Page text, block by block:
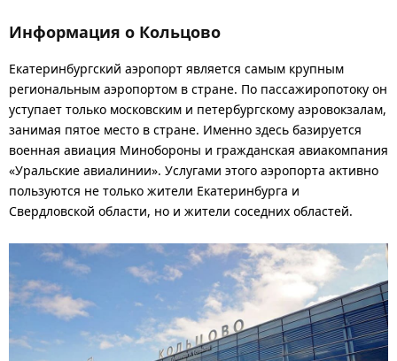
Информация о Кольцово
Екатеринбургский аэропорт является самым крупным
региональным аэропортом в стране. По пассажиропотоку он
уступает только московским и петербургскому аэровокзалам,
занимая пятое место в стране. Именно здесь базируется
военная авиация Минобороны и гражданская авиакомпания
«Уральские авиалинии». Услугами этого аэропорта активно
пользуются не только жители Екатеринбурга и
Свердловской области, но и жители соседних областей.